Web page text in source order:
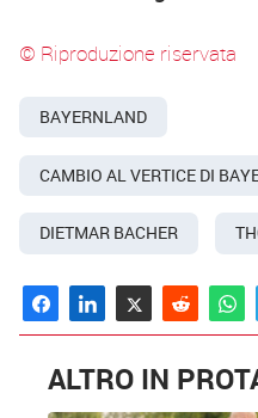
© Riproduzione riservata
BAYERNLAND
CAMBIO AL VERTICE DI
DIETMAR BACHER
ALTRO IN